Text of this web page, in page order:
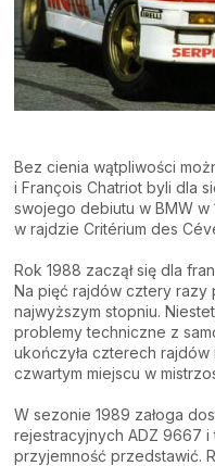
Bez cienia wątpliwości
i François Chatriot byli dla
swojego debiutu w BMW w
w rajdzie Critérium des
Rok 1988 zaczął się dla
Na pięć rajdów cztery razy
najwyższym stopniu.
problemy techniczne z
ukończyła czterech rajdów
czwartym miejscu w
W sezonie 1989 załoga
rejestracyjnych ADZ 9667 i
przyjemność przedstawić.